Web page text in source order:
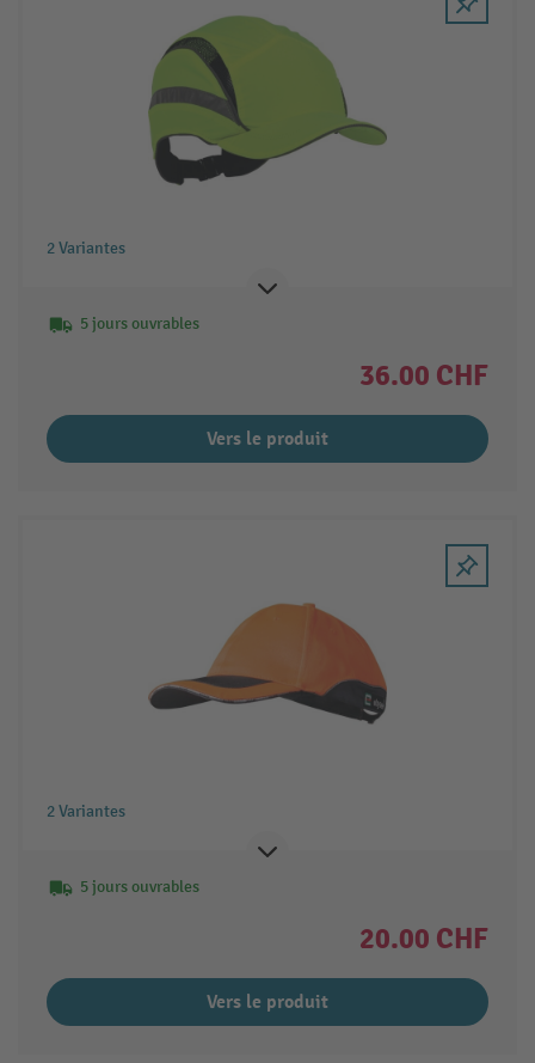
2 Variantes
5 jours ouvrables
36.00 CHF
Vers le produit
2 Variantes
5 jours ouvrables
20.00 CHF
Vers le produit